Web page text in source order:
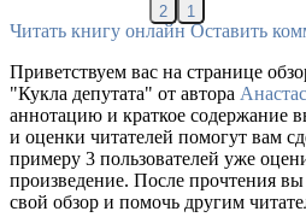
2 1
Читать книгу онлайн Оставить
Приветствуем вас на странице
"Кукла депутата" от автора
аннотацию и краткое содержание
и оценки читателей помогут вам
примеру 3 пользователей уже
произведение. После прочтения
свой обзор и помочь другим